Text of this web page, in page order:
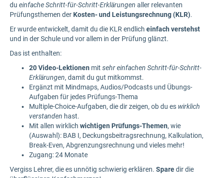
du einfache Schritt-für-Schritt-Erklärungen aller relevanten
Prüfungsthemen der Kosten- und Leistungsrechnung (KLR).
Er wurde entwickelt, damit du die KLR endlich einfach verstehst
und in der Schule und vor allem in der Prüfung glänzt.
Das ist enthalten:
20 Video-Lektionen mit sehr einfachen Schritt-für-Schritt-
Erklärungen, damit du gut mitkommst.
Ergänzt mit Mindmaps, Audios/Podcasts und Übungs-
Aufgaben für jedes Prüfungs-Thema
Multiple-Choice-Aufgaben, die dir zeigen, ob du es wirklich
verstanden hast.
Mit allen wirklich wichtigen Prüfungs-Themen, wie
(Auswahl): BAB I, Deckungsbeitragsrechnung, Kalkulation,
Break-Even, Abgrenzungsrechnung und vieles mehr!
Zugang: 24 Monate
Vergiss Lehrer, die es unnötig schwierig erklären. Sparedir die